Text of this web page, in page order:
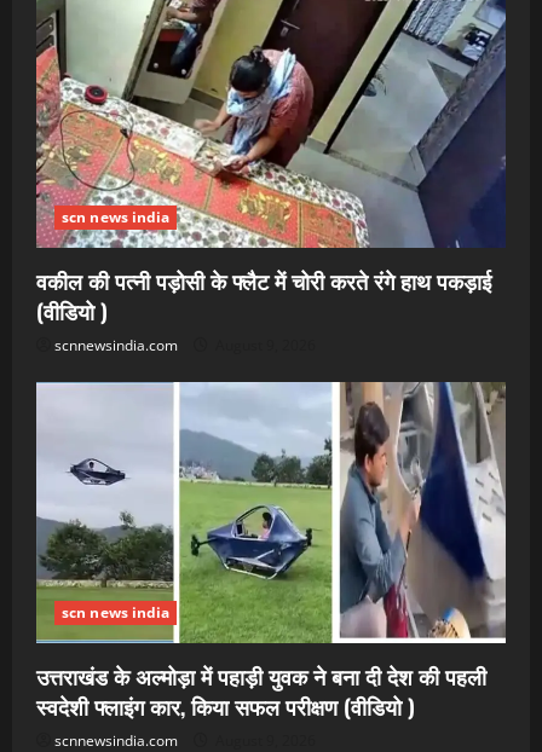
scn news india
वकील की पत्नी पड़ोसी के फ्लैट में चोरी करते रंगे हाथ पकड़ाई
(वीडियो )
scnnewsindia.com
scn news india
उत्तराखंड के अल्मोड़ा में पहाड़ी युवक ने बना दी देश की पहली
स्वदेशी फ्लाइंग कार, किया सफल परीक्षण (वीडियो )
scnnewsindia.com